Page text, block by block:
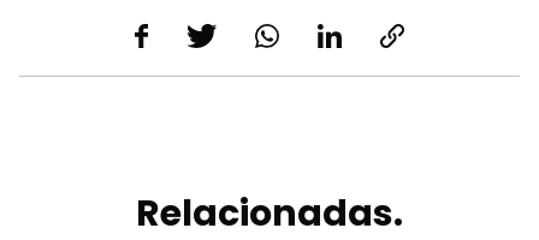
Relacionadas.